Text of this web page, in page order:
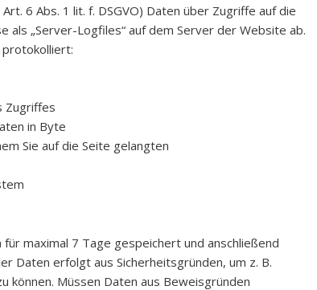
6 Abs. 1 lit. f. DSGVO) Daten über Zugriffe auf die
als „Server-Logfiles“ auf dem Server der Website ab.
Zugriffes
in Byte
Sie auf die Seite gelangten
maximal 7 Tage gespeichert und anschließend
Daten erfolgt aus Sicherheitsgründen, um z. B.
können. Müssen Daten aus Beweisgründen